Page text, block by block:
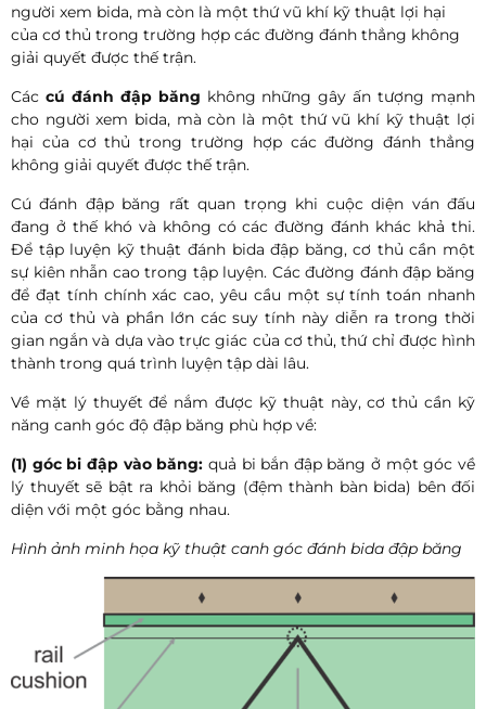
người xem bida, mà còn là một thứ vũ khí kỹ thuật lợi hại
của cơ thủ trong trường hợp các đường đánh thẳng không
giải quyết được thế trận.
Các cú đánh đập băng không những gây ấn tượng mạnh
cho người xem bida, mà còn là một thứ vũ khí kỹ thuật lợi
hại của cơ thủ trong trường hợp các đường đánh thẳng
không giải quyết được thế trận.
Cú đánh đập băng rất quan trọng khi cuộc diện ván đấu
đang ở thế khó và không có các đường đánh khác khả thi.
Để tập luyện kỹ thuật đánh bida đập băng, cơ thủ cần một
sự kiên nhẫn cao trong tập luyện. Các đường đánh đập băng
để đạt tính chính xác cao, yêu cầu một sự tính toán nhanh
của cơ thủ và phần lớn các suy tính này diễn ra trong thời
gian ngắn và dựa vào trực giác của cơ thủ, thứ chỉ được hình
thành trong quá trình luyện tập dài lâu.
Về mặt lý thuyết để nắm được kỹ thuật này, cơ thủ cần kỹ
năng canh góc độ đập băng phù hợp về:
(1) góc bi đập vào băng: quả bi bắn đập băng ở một góc về
lý thuyết sẽ bật ra khỏi băng (đệm thành bàn bida) bên đối
diện với một góc bằng nhau.
Hình ảnh minh họa kỹ thuật canh góc đánh bida đập băng